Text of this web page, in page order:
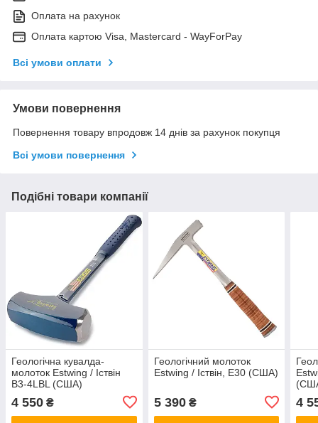
Оплата на рахунок
Оплата картою Visa, Mastercard - WayForPay
Всі умови оплати
Умови повернення
Повернення товару впродовж 14 днів за рахунок покупця
Всі умови повернення
Подібні товари компанії
Геологічна кувалда-
молоток Estwing / Іствін
B3-4LBL (США)
4 550 ₴
Геологічний молоток
Estwing / Іствін, E30 (США)
5 390₴ 4